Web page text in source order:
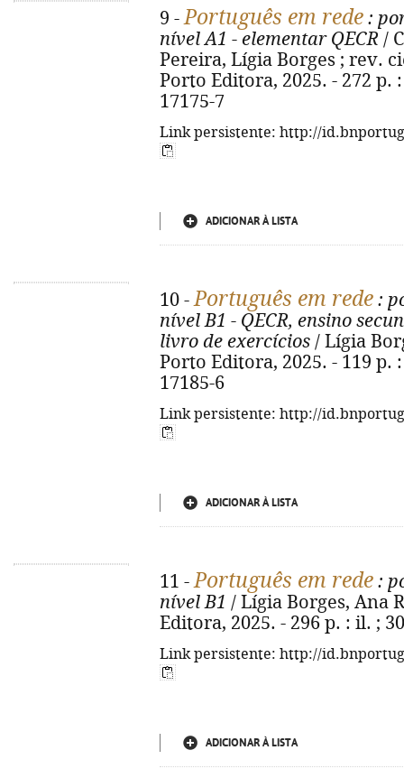
9 -Português em rede :
nível A1 - elementar QECR /
Pereira, Lígia Borges ; rev.
Porto Editora, 2025. - 272 p.
17175-7
Link persistente: http://
ADICIONAR À LISTA
10 -Português em rede :
nível B1 - QECR, ensino
livro de exercícios / Lígia
Porto Editora, 2025. - 119 p.
17185-6
Link persistente: http://
ADICIONAR À LISTA
11 -Português em rede :
nível B1 / Lígia Borges, Ana
Editora, 2025. - 296 p. : il. ;
Link persistente: http://
ADICIONAR À LISTA